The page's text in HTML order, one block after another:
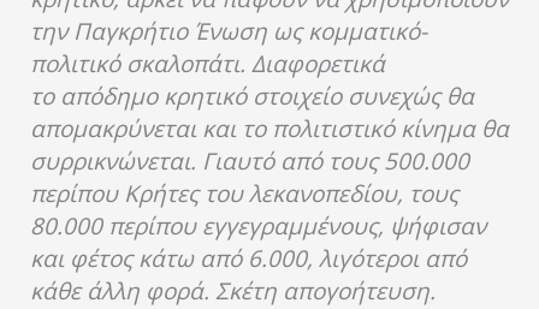
την Παγκρήτιο Ένωση ως κομματικό-
πολιτικό σκαλοπάτι. Διαφορετικά
το απόδημο κρητικό στοιχείο συνεχώς θα
απομακρύνεται και το πολιτιστικό κίνημα θα
συρρικνώνεται. Γιαυτό από τους 500.000
περίπου Κρήτες του λεκανοπεδίου, τους
80.000 περίπου εγγεγραμμένους, ψήφισαν
και φέτος κάτω από 6.000, λιγότεροι από
κάθε άλλη φορά. Σκέτη απογοήτευση.